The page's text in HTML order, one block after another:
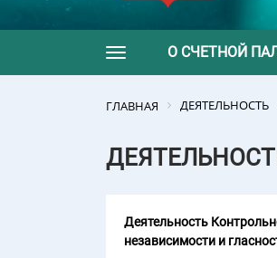
Toggle navigation
О СЧЕТНОЙ
ГЛАВНАЯ ДЕЯТЕЛЬНОСТЬ
Деятельность
независимости и